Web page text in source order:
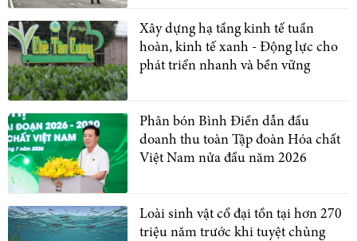
Xây dựng hạ tầng kinh tế tuần
hoàn, kinh tế xanh - Động lực cho
phát triển nhanh và bền vững
Phân bón Bình Điền dẫn đầu
doanh thu toàn Tập đoàn Hóa chất
Việt Nam nửa đầu năm 2026
Loài sinh vật cổ đại tồn tại hơn 270
triệu năm trước khi tuyệt chủng